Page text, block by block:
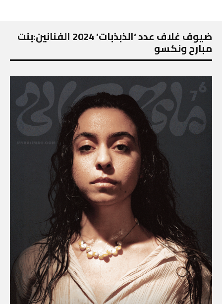
ضيوف غلاف عدد ‘الذبذبات’ 2024 الفنانين:بنت
مبارح ونكسو